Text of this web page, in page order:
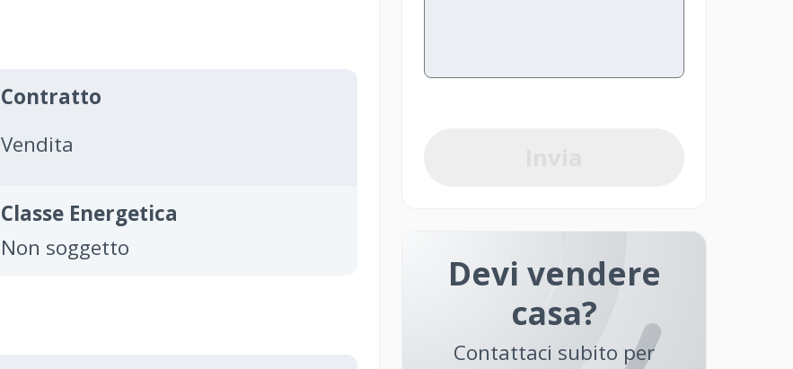
Contratto
Vendita
Classe Energetica
Non soggetto
Devi vendere
casa?
Contattaci subito per